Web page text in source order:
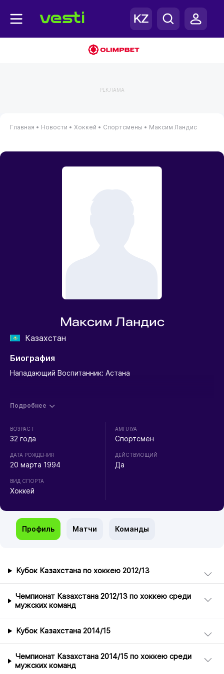
РЕКЛАМА
Главная • Новости • Хоккей • Спортсмены • Максим Ландис
Максим Ландис
Казахстан
Биография
Нападающий Воспитанник: Астана
Подробнее
ВОЗРАСТ
32 года
ДАТА РОЖДЕНИЯ
20 марта 1994
ВИД СПОРТА
Хоккей
АМПЛУА
Спортсмен
ДЕЙСТВУЮЩИЙ
Да
Профиль Матчи Команды
Кубок Казахстана по хоккею 2012/13
Чемпионат Казахстана 2012/13 по хоккею среди
мужских команд
Кубок Казахстана 2014/15
Чемпионат Казахстана 2014/15 по хоккею среди
мужских команд